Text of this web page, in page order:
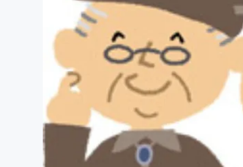
テクノロジー・ガジェット
映像・映画
ビジネス・起業
まちづくり・地域活性化